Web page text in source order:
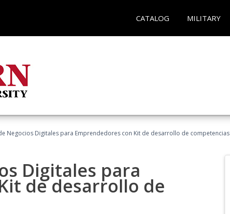
CATALOG MILITARY
Negocios Digitales para Emprendedores con Kit de desarrollo de competencias
Digitales para
de desarrollo de